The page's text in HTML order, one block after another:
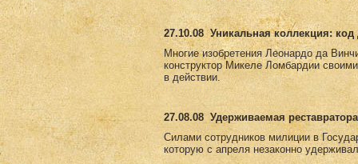
27.10.08 Уникальная коллекция:
Многие изобретения Леонардо да
конструктор Микеле Ломбардии
в действии.
27.08.08 Удерживаемая
Силами сотрудников милиции в
которую с апреля незаконно